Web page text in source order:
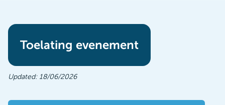
Toelating evenement
Updated: 18/06/2026